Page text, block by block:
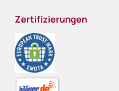
Zertifizierungen